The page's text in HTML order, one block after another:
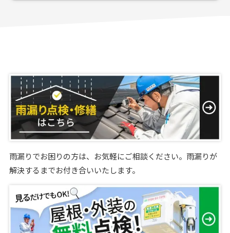
雨漏りでお困りの方は、お気軽にご相談ください。雨漏りが
解決するまでお付き合いいたします。